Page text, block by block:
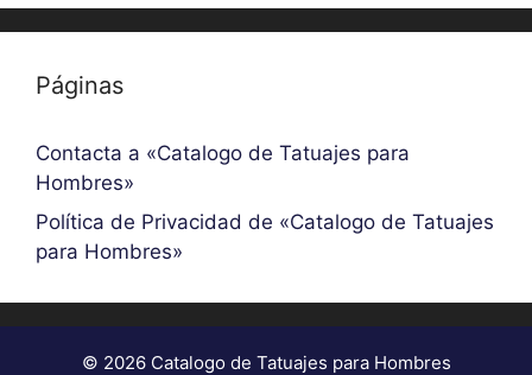
Páginas
Contacta a «Catalogo de Tatuajes para
Hombres»
Política de Privacidad de «Catalogo de Tatuajes
para Hombres»
© 2026 Catalogo de Tatuajes para Hombres